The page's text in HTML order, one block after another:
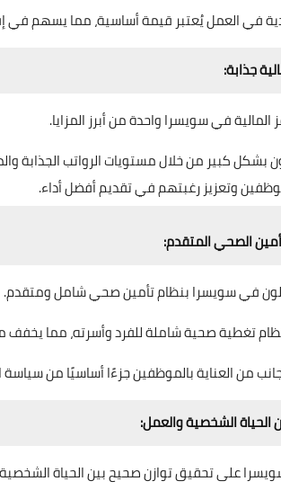
في العمل يُعتبر قيمة أساسية، مما يسهم في
المالية في سويسرا واحدة من أبرز المزايا.
بشكل كبير من خلال مستويات الرواتب الجذابة
وتعزيز رغبتهم في تقديم أفضل أداء.
في سويسرا بنظام تأمين صحي شامل ومتقدم.
تغطية صحية شاملة للفرد وأسرته، مما يخفف من
من العناية بالموظفين جزءًا أساسيًا من
على تحقيق توازن صحيح بين الحياة